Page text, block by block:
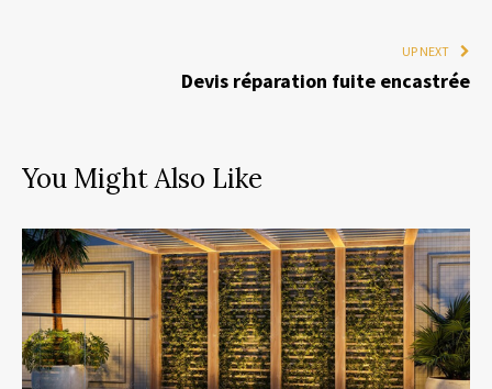
UP NEXT
Devis réparation fuite encastrée
You Might Also Like